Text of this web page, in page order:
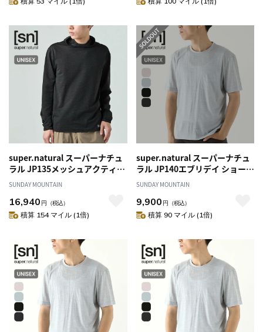
super.natural スーパーナチュ
ラル JP135メッシュアクティブ
フーディー2 ユニセックス
SUNDAY MOUNTAIN
16,940 円 （税込）
積算 154 マイル (1倍)
super.natural スーパーナチュ
ラル JP140エブリデイ ショート
スリーブTシャツ ユニセックス
SUNDAY MOUNTAIN
9,900 円 （税込）
積算 90 マイル (1倍)